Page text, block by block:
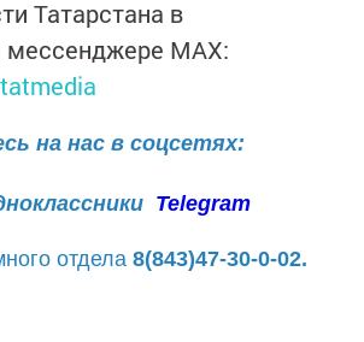
Татарстана в
мессенджере MАХ:
на нас в соцсетях:
Telegram
отдела 8(843)47-30-0-02.